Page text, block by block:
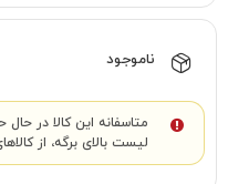
ناموجود
متاسفانه این کالا در
لیست بالای برگه، از